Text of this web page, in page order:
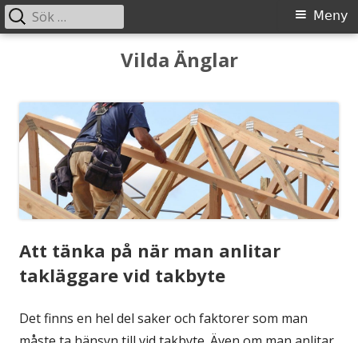
Vilda Änglar
Primär
Meny
Sök
efter:
Att tänka på när man anlitar
takläggare vid takbyte
Det finns en hel del saker och faktorer som man